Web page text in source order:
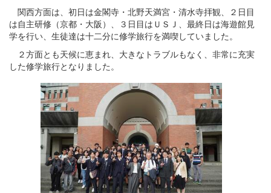
関西方面は、初日は金閣寺・北野天満宮・清水寺拝観、２日目
は自主研修（京都・大阪）、３日目はＵＳＪ、最終日は海遊館見
学を行い、生徒達は十二分に修学旅行を満喫していました。
２方面とも天候に恵まれ、大きなトラブルもなく、非常に充実
した修学旅行となりました。